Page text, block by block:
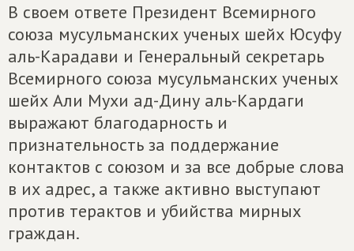
В своем ответе Президент Всемирного
союза мусульманских ученых шейх Юсуфу
аль-Карадави и Генеральный секретарь
Всемирного союза мусульманских ученых
шейх Али Мухи ад-Дину аль-Кардаги
выражают благодарность и
признательность за поддержание
контактов с союзом и за все добрые слова
в их адрес, а также активно выступают
против терактов и убийства мирных
граждан.